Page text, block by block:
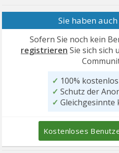
Sie haben
Sofern Sie noch kein
registrieren Sie sich sich
✓ 100% kostenlos
✓ Schutz der
✓ Gleichgesinnte
Kostenloses